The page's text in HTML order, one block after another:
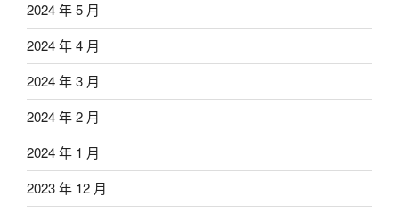
2024 年 5 月
2024 年 4 月
2024 年 3 月
2024 年 2 月
2024 年 1 月
2023 年 12 月